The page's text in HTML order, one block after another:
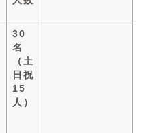
30
名
（土
日祝
15
人）